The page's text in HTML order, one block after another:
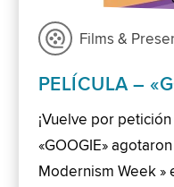
Films &
PELÍCULA –
¡Vuelve por
«GOOGIE»
Modernism Week »